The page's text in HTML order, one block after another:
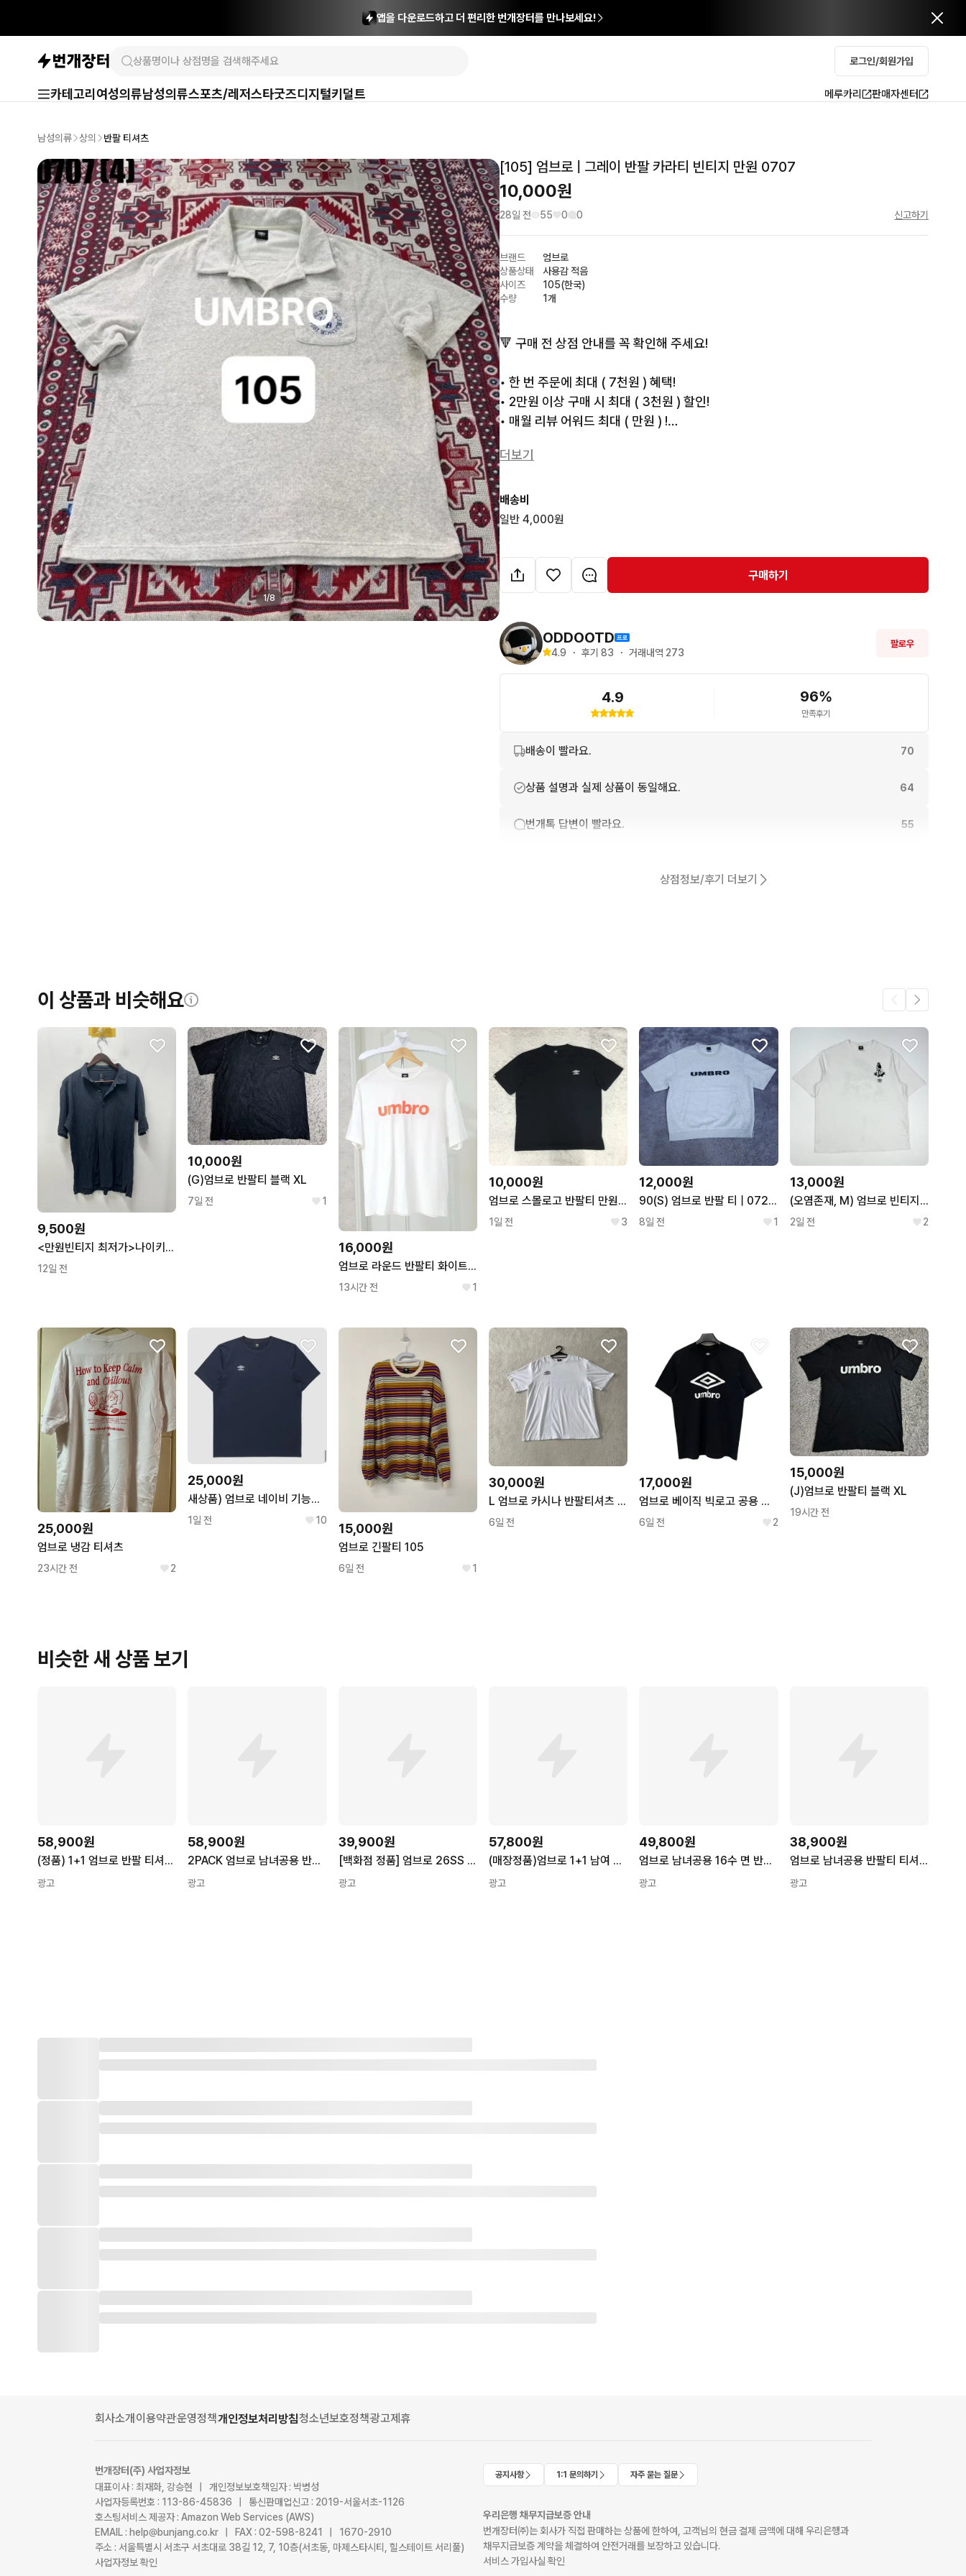
앱을 다운로드하고 더 편리한 번개장터를 만나보세요!
로그인/회원가입
카테고리 여성의류남성의류스포츠/레저스타굿즈디지털키덜트 메루카리 판매자센터
남성의류 상의 반팔 티셔츠
1/8
[105] 엄브로 | 그레이 반팔 카라티 빈티지 만원 0707
10,000원
28일 전 55 0 0 신고하기
브랜드
엄브로
상품상태
사용감 적음
사이즈
105(한국)
수량
1개
🔻 구매 전 상점 안내를 꼭 확인해 주세요!
• 한 번 주문에 최대 ( 7천원 ) 혜택!
• 2만원 이상 구매 시 최대 ( 3천원 ) 할인!
• 매월 리뷰 어워드 최대 ( 만원 ) !
🔥 인기 상품은 빠르게 품절 중이에요!
더보기
배송비
일반 4,000원
구매하기
ODDOOTD
4.9 ・ 후기 83 ・ 거래내역 273
팔로우
4.9 96%
만족후기
배송이 빨라요. 70
상품 설명과 실제 상품이 동일해요. 64
번개톡 답변이 빨라요. 55
상점정보/후기 더보기
이 상품과 비슷해요
9,500원
<만원빈티지 최저가>나이키 반팔 카라티 105
12일 전
10,000원
(G)엄브로 반팔티 블랙 XL
7일 전 1
16,000원
엄브로 라운드 반팔티 화이트 95
13시간 전 1
10,000원
엄브로 스몰로고 반팔티 만원샵 HH05
1일 전 3
12,000원
90(S) 엄브로 반팔 티 | 0721A34
8일 전 1
13,000원
(오염존재, M) 엄브로 빈티지 백로고 그래픽 반팔티 화이트
2일 전 2
25,000원
엄브로 냉감 티셔츠
23시간 전 2
25,000원
새상품) 엄브로 네이비 기능성 반팔티 M 95
1일 전 10
15,000원
엄브로 긴팔티 105
6일 전 1
30,000원
L 엄브로 카시나 반팔티셔츠 100
6일 전
17,000원
엄브로 베이직 빅로고 공용 반팔티 M
6일 전 2
15,000원
(J)엄브로 반팔티 블랙 XL
19시간 전
비슷한 새 상품 보기
58,900원
(정품) 1+1 엄브로 반팔 티셔츠 기본 로고 베이직 남녀공용 레이어드 반팔티
광고
58,900원
2PACK 엄브로 남녀공용 반팔 티셔츠 반팔티 블랙 화이트 UMPP02
광고
39,900원
[백화점 정품] 엄브로 26SS 신상 남녀공용 에센셜 빅로고 반팔티 반팔티셔츠 + 스포츠양말
광고
57,800원
(매장정품)엄브로 1+1 남여 공용 반팔 티셔츠
광고
49,800원
엄브로 남녀공용 16수 면 반팔 티셔츠 2PACK 화이트 블랙 세트
광고
38,900원
엄브로 남녀공용 반팔티 티셔츠 세미오버핏 UM8762
광고
회사소개이용약관운영정책개인정보처리방침청소년보호정책광고제휴
번개장터(주) 사업자정보
대표이사 : 최재화, 강승현 | 개인정보보호책임자 : 박병성
사업자등록번호 : 113-86-45836 | 통신판매업신고 : 2019-서울서초-1126
호스팅서비스 제공자 : Amazon Web Services (AWS)
EMAIL : help@bunjang.co.kr | FAX : 02-598-8241 | 1670-2910
주소 : 서울특별시 서초구 서초대로 38길 12, 7, 10층(서초동, 마제스타시티, 힐스테이트 서리풀)
사업자정보 확인
공지사항 1:1 문의하기 자주 묻는 질문
우리은행 채무지급보증 안내
번개장터㈜는 회사가 직접 판매하는 상품에 한하여, 고객님의 현금 결제 금액에 대해 우리은행과
채무지급보증 계약을 체결하여 안전거래를 보장하고 있습니다.
서비스 가입사실 확인